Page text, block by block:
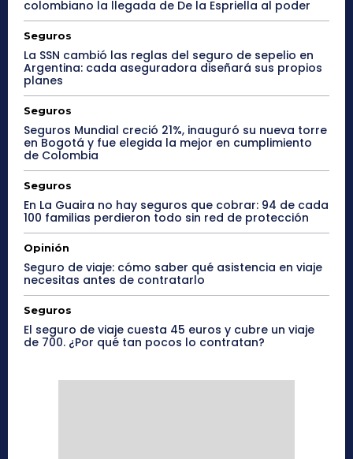
colombiano la llegada de De la Espriella al poder
Seguros
La SSN cambió las reglas del seguro de sepelio en
Argentina: cada aseguradora diseñará sus propios
planes
Seguros
Seguros Mundial creció 21%, inauguró su nueva torre
en Bogotá y fue elegida la mejor en cumplimiento
de Colombia
Seguros
En La Guaira no hay seguros que cobrar: 94 de cada
100 familias perdieron todo sin red de protección
Opinión
Seguro de viaje: cómo saber qué asistencia en viaje
necesitas antes de contratarlo
Seguros
El seguro de viaje cuesta 45 euros y cubre un viaje
de 700. ¿Por qué tan pocos lo contratan?